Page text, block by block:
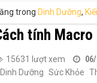
trong Dinh Dưỡng,
tính
15631 lượt xem
Dinh Dưỡng Sức Khỏe